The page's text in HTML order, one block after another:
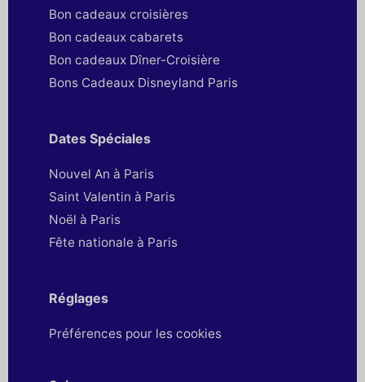
Bon cadeaux croisières
Bon cadeaux cabarets
Bon cadeaux Dîner-Croisière
Bons Cadeaux Disneyland Paris
Dates Spéciales
Nouvel An à Paris
Saint Valentin à Paris
Noël à Paris
Fête nationale à Paris
Réglages
Préférences pour les cookies